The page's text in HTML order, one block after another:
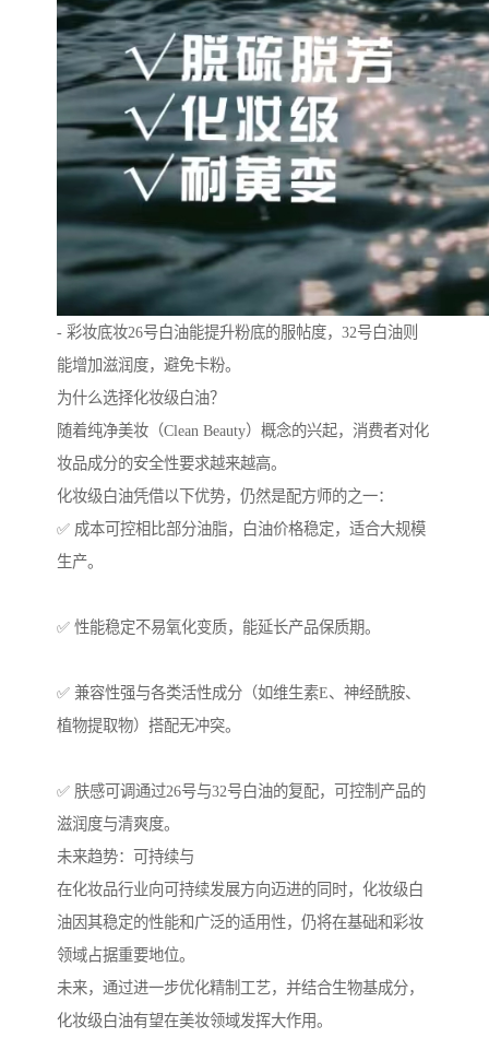
- 彩妆底妆26号白油能提升粉底的服帖度，32号白油则
能增加滋润度，避免卡粉。
为什么选择化妆级白油？
随着纯净美妆（Clean Beauty）概念的兴起，消费者对化
妆品成分的安全性要求越来越高。
化妆级白油凭借以下优势，仍然是配方师的之一：
✅ 成本可控相比部分油脂，白油价格稳定，适合大规模
生产。
✅ 性能稳定不易氧化变质，能延长产品保质期。
✅ 兼容性强与各类活性成分（如维生素E、神经酰胺、
植物提取物）搭配无冲突。
✅ 肤感可调通过26号与32号白油的复配，可控制产品的
滋润度与清爽度。
未来趋势：可持续与
在化妆品行业向可持续发展方向迈进的同时，化妆级白
油因其稳定的性能和广泛的适用性，仍将在基础和彩妆
领域占据重要地位。
未来，通过进一步优化精制工艺，并结合生物基成分，
化妆级白油有望在美妆领域发挥大作用。